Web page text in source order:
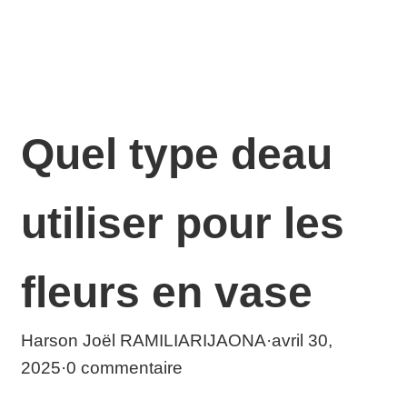
Quel type deau
utiliser pour les
fleurs en vase
Harson Joël RAMILIARIJAONA·avril 30,
2025·0 commentaire